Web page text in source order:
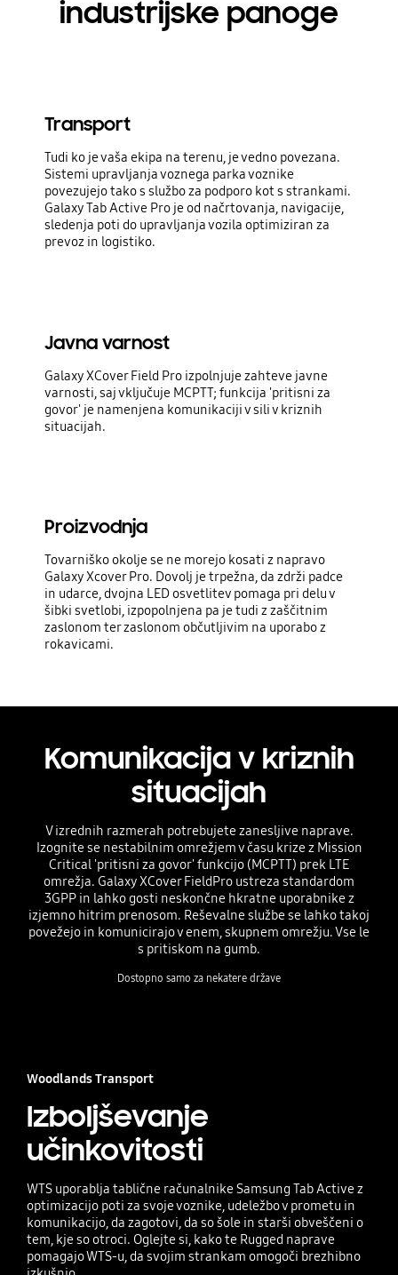
industrijske panoge
Transport
Tudi ko je vaša ekipa na terenu, je vedno povezana.
Sistemi upravljanja voznega parka voznike
povezujejo tako s službo za podporo kot s strankami.
Galaxy Tab Active Pro je od načrtovanja, navigacije,
sledenja poti do upravljanja vozila optimiziran za
prevoz in logistiko.
Javna varnost
Galaxy XCover Field Pro izpolnjuje zahteve javne
varnosti, saj vključuje MCPTT; funkcija 'pritisni za
govor' je namenjena komunikaciji v sili v kriznih
situacijah.
Proizvodnja
Tovarniško okolje se ne morejo kosati z napravo
Galaxy Xcover Pro. Dovolj je trpežna, da zdrži padce
in udarce, dvojna LED osvetlitev pomaga pri delu v
šibki svetlobi, izpopolnjena pa je tudi z zaščitnim
zaslonom ter zaslonom občutljivim na uporabo z
rokavicami.
Komunikacija v kriznih
situacijah
V izrednih razmerah potrebujete zanesljive naprave.
Izognite se nestabilnim omrežjem v času krize z Mission
Critical 'pritisni za govor' funkcijo (MCPTT) prek LTE
omrežja. Galaxy XCover FieldPro ustreza standardom
3GPP in lahko gosti neskončne hkratne uporabnike z
izjemno hitrim prenosom. Reševalne službe se lahko takoj
povežejo in komunicirajo v enem, skupnem omrežju. Vse le
s pritiskom na gumb.
Dostopno samo za nekatere države
Woodlands Transport
Izboljševanje
učinkovitosti
WTS uporablja tablične računalnike Samsung Tab Active z
optimizacijo poti za svoje voznike, udeležbo v prometu in
komunikacijo, da zagotovi, da so šole in starši obveščeni o
tem, kje so otroci. Oglejte si, kako te Rugged naprave
pomagajo WTS-u, da svojim strankam omogoči brezhibno